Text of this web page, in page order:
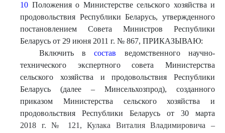
10 Положения о Министерстве сельского хозяйства и
продовольствия Республики Беларусь, утвержденного
постановлением Совета Министров Республики
Беларусь от 29 июня 2011 г. № 867, ПРИКАЗЫВАЮ:
Включить всостав ведомственного научно-
технического экспертного совета Министерства
сельского хозяйства и продовольствия Республики
Беларусь (далее – Минсельхозпрод), созданного
приказом Министерства сельского хозяйства и
продовольствия Республики Беларусь от 30 марта
2018 г. № 121, Кулака Виталия Владимировича –